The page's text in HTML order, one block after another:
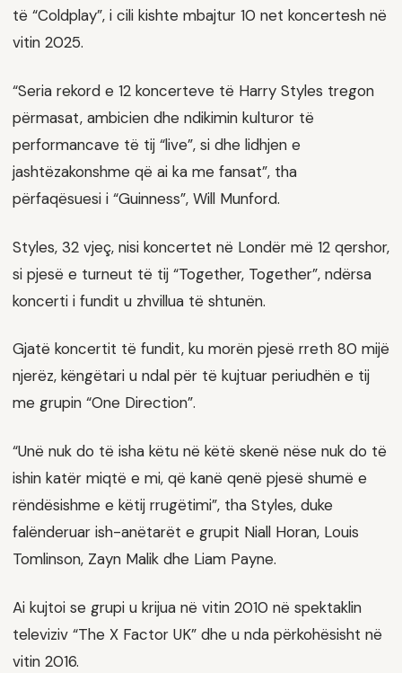
të “Coldplay”, i cili kishte mbajtur 10 net koncertesh në
vitin 2025.
“Seria rekord e 12 koncerteve të Harry Styles tregon
përmasat, ambicien dhe ndikimin kulturor të
performancave të tij “live”, si dhe lidhjen e
jashtëzakonshme që ai ka me fansat”, tha
përfaqësuesi i “Guinness”, Will Munford.
Styles, 32 vjeç, nisi koncertet në Londër më 12 qershor,
si pjesë e turneut të tij “Together, Together”, ndërsa
koncerti i fundit u zhvillua të shtunën.
Gjatë koncertit të fundit, ku morën pjesë rreth 80 mijë
njerëz, këngëtari u ndal për të kujtuar periudhën e tij
me grupin “One Direction”.
“Unë nuk do të isha këtu në këtë skenë nëse nuk do të
ishin katër miqtë e mi, që kanë qenë pjesë shumë e
rëndësishme e këtij rrugëtimi”, tha Styles, duke
falënderuar ish-anëtarët e grupit Niall Horan, Louis
Tomlinson, Zayn Malik dhe Liam Payne.
Ai kujtoi se grupi u krijua në vitin 2010 në spektaklin
televiziv “The X Factor UK” dhe u nda përkohësisht në
vitin 2016.